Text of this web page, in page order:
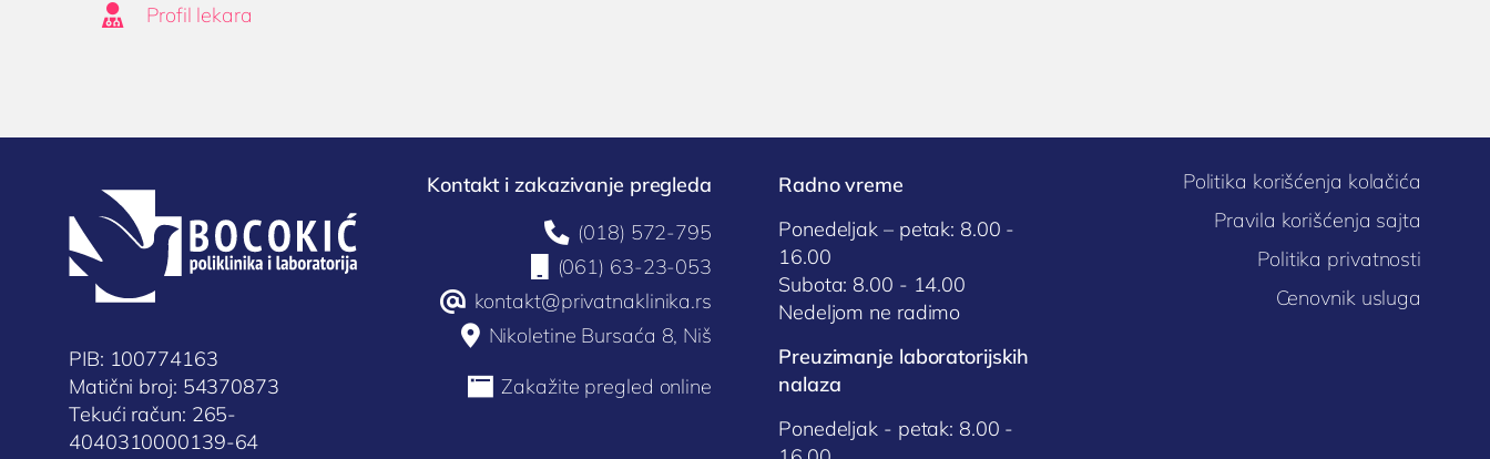

Profil lekara
PIB: 100774163
Matični broj: 54370873
Tekući račun: 265-
4040310000139-64
Kontakt i zakazivanje pregleda
 (018) 572-795
(061) 63-23-053
@ kontakt@privatnaklinika.rs
 Nikoletine Bursaća 8, Niš
 Zakažite pregled online
Radno vreme
Ponedeljak – petak: 8.00 -
16.00
Subota: 8.00 - 14.00
Nedeljom ne radimo
Preuzimanje laboratorijskih
nalaza
Ponedeljak - petak: 8.00 -
Politika korišćenja kolačića
Pravila korišćenja sajta
Politika privatnosti
Cenovnik usluga